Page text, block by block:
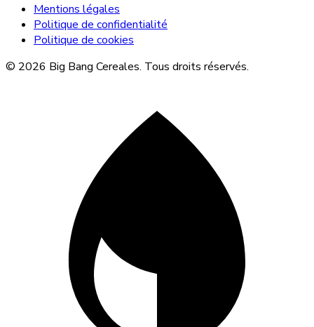
Mentions légales
Politique de confidentialité
Politique de cookies
© 2026 Big Bang Cereales. Tous droits réservés.